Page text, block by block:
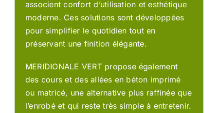
associent confort d’utilisation et esthétique
moderne. Ces solutions sont développées
pour simplifier le quotidien tout en
préservant une finition élégante.
MERIDIONALE VERT propose également
des cours et des allées en béton imprimé
ou matricé, une alternative plus raffinée que
l’enrobé et qui reste très simple à entretenir.